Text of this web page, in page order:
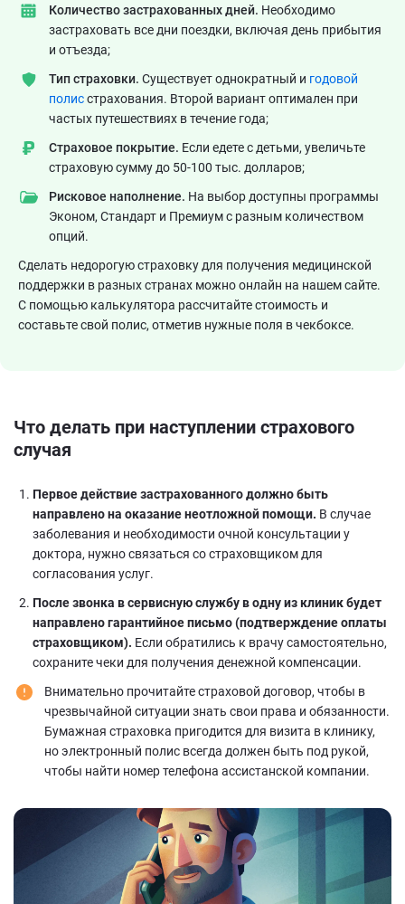
Количество застрахованных дней. Необходимо
застраховать все дни поездки, включая день прибытия
и отъезда;
Тип страховки. Существует однократный и годовой
полисстрахования. Второй вариант оптимален при
частых путешествиях в течение года;
Страховое покрытие. Если едете с детьми, увеличьте
страховую сумму до 50-100 тыс. долларов;
Рисковое наполнение. На выбор доступны программы
Эконом, Стандарт и Премиум с разным количеством
опций.
Сделать недорогую страховку для получения медицинской
поддержки в разных странах можно онлайн на нашем сайте.
С помощью калькулятора рассчитайте стоимость и
составьте свой полис, отметив нужные поля в чекбоксе.
Что делать при наступлении страхового
случая
Первое действие застрахованного должно быть
направлено на оказание неотложной помощи. В случае
заболевания и необходимости очной консультации у
доктора, нужно связаться со страховщиком для
согласования услуг.
После звонка в сервисную службу в одну из клиник будет
направлено гарантийное письмо (подтверждение оплаты
страховщиком). Если обратились к врачу самостоятельно,
сохраните чеки для получения денежной компенсации.
Внимательно прочитайте страховой договор, чтобы в
чрезвычайной ситуации знать свои права и обязанности.
Бумажная страховка пригодится для визита в клинику,
но электронный полис всегда должен быть под рукой,
чтобы найти номер телефона ассистанской компании.